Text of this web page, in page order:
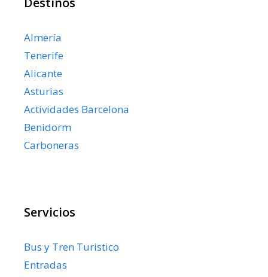
Almería
Tenerife
Alicante
Asturias
Actividades Barcelona
Benidorm
Carboneras
Servicios
Bus y Tren Turistico
Entradas